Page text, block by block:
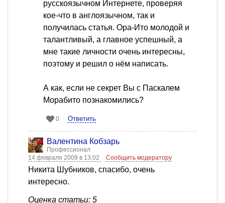
русскоязычном Интернете, проверяя
кое-что в англоязычном, так и
получилась статья. Ора-Ито молодой и
талантливый, а главное успешный, а
мне такие личности очень интересны,
поэтому и решил о нём написать.
А как, если не секрет Вы с Паскалем
Морабито познакомились?
0 Ответить
Валентина Кобзарь
Профессионал
14 февраля 2009 в 13:02
Сообщить модератору
Никита Шубников, спасибо, очень
интересно.
Оценка статьи: 5